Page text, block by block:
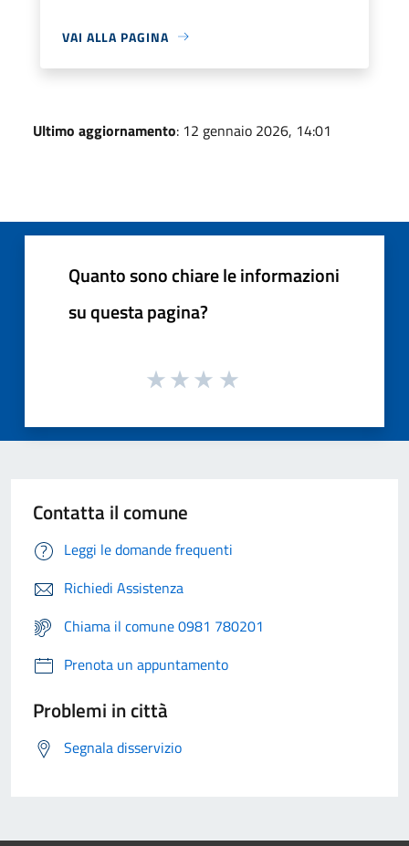
VAI ALLA PAGINA
Ultimo aggiornamento: 12 gennaio 2026, 14:01
Quanto sono chiare le informazioni
su questa pagina?
Contatta il comune
Leggi le domande frequenti
Richiedi Assistenza
Chiama il comune 0981 780201
Prenota un appuntamento
Problemi in città
Segnala disservizio